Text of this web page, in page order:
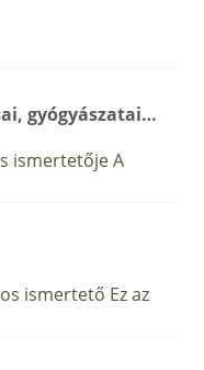
gyógyászatai…
ismertetője A
ismertető Ez az